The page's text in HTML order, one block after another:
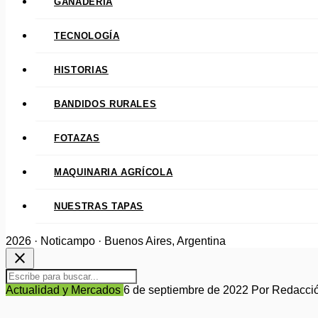
TECNOLOGÍA
HISTORIAS
BANDIDOS RURALES
FOTAZAS
MAQUINARIA AGRÍCOLA
NUESTRAS TAPAS
2026 · Noticampo · Buenos Aires, Argentina
close
Actualidad y Mercados 6 de septiembre de 2022 Por